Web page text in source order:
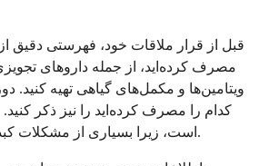
قبل از قرار ملاقات خود، فهرستی دقیق از
مصرف کرده‌اید، از جمله داروهای
ویتامین‌ها و مکمل‌های گیاهی تهیه کنید.
کدام را مصرف کرده‌اید را نیز ذکر
است، زیرا بسیاری از مشکلات کبدی مرتبط با دارو هستند.